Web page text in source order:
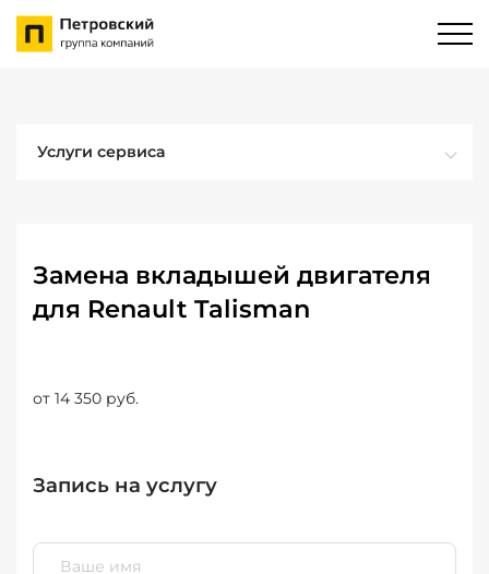
Услуги сервиса
Замена вкладышей двигателя
для Renault Talisman
от 14 350 руб.
Запись на услугу